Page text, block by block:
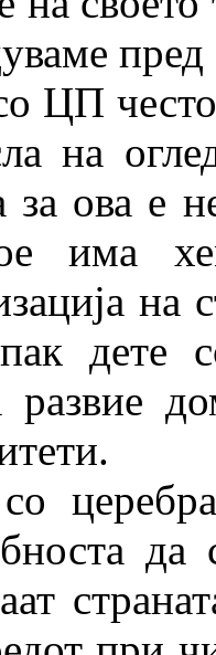
пред
ЦП
на
ова е
има
на
дете
да